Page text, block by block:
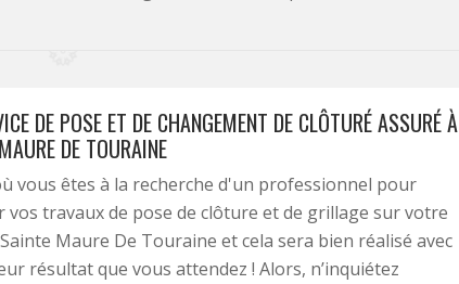
DE POSE ET DE CHANGEMENT DE CLÔTURÉ ASSURÉ À
DE TOURAINE
vous êtes à la recherche d'un professionnel pour
vos travaux de pose de clôture et de grillage sur votre
Maure De Touraine et cela sera bien réalisé avec
résultat que vous attendez ! Alors, n’inquiétez